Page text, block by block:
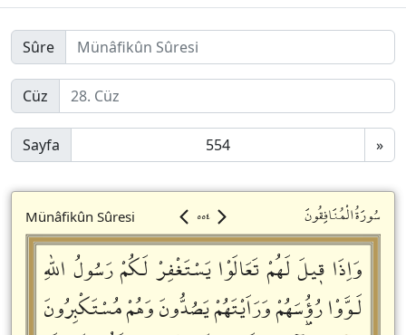
Sûre
Cüz
Sayfa »
Münâfikûn Sûresi ٥٥٤ سُورَةُالْمُنَافِقُونَ
وَاِذَا قٖيلَ لَهُمْ تَعَالَوْا يَسْتَغْفِرْ لَكُمْ رَسُولُ اللّٰهِ
لَـوَّوْا رُؤُ۫سَهُمْ وَرَاَيْتَهُمْ يَصُدُّونَ وَهُمْ مُسْتَكْبِرُونَ